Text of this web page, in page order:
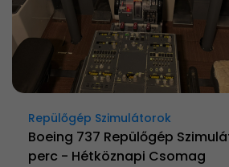
Repülőgép Szimulátorok
Boeing 737 Repülőgép
perc - Hétköznapi Csomag